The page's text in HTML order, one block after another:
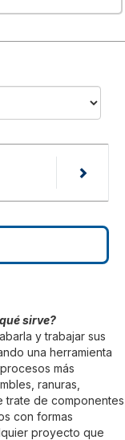
sirve?
y trabajar sus
una herramienta
más
ranuras,
trate de componentes
con formas
proyecto que